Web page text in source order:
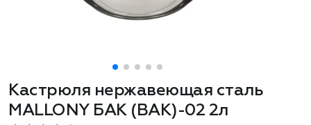
Кастрюля нержавеющая сталь
MALLONY БАК (BAK)-02 2л